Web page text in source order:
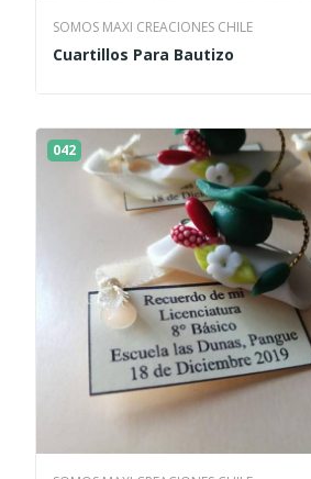
SOMOS MAXI CREACIONES CHILE
Cuartillos Para Bautizo
042